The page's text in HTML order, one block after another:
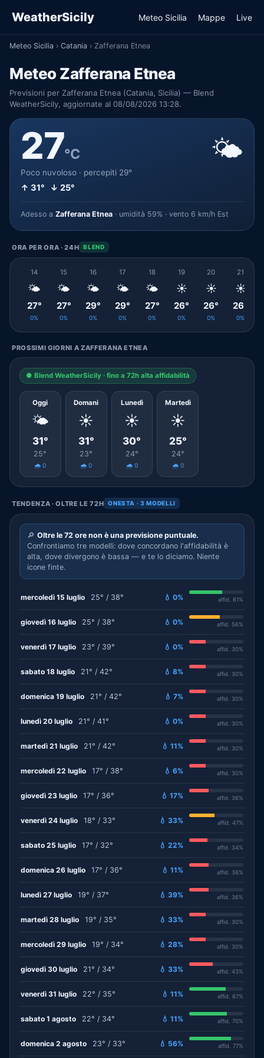
WeatherSicily Meteo Sicilia Mappe Live
Meteo Sicilia › Catania › Zafferana Etnea
Meteo Zafferana Etnea
Previsioni per Zafferana Etnea (Catania, Sicilia) — Blend
WeatherSicily, aggiornate al 08/08/2026 13:28.
27°C
Poco nuvoloso · percepiti 29°
↑ 31° ↓ 25°
🌤️
Adesso a Zafferana Etnea · umidità 59% · vento 6 km/h Est
ORA PER ORA · 24H BLEND
14
🌤️
27°
0%
15
🌤️
27°
0%
16
🌤️
29°
0%
17
🌤️
29°
0%
18
🌤️
27°
0%
19
☀️
26°
0%
20
☀️
26°
0%
21
☀️
26°
0%
PROSSIMI GIORNI A ZAFFERANA ETNEA
● Blend WeatherSicily · fino a 72h alta affidabilità
Oggi
🌤️
31°
25°
🌧️ 0
Domani
☀️
31°
23°
🌧️ 0
Lunedì
☀️
30°
24°
🌧️ 0
Martedì
☀️
25°
24°
🌧️ 0
TENDENZA · OLTRE LE 72H ONESTA · 3 MODELLI
🔎 Oltre le 72 ore non è una previsione puntuale.
Confrontiamo tre modelli: dove concordano l'affidabilità è
alta, dove divergono è bassa — e te lo diciamo. Niente
icone finte.
mercoledì 15 luglio 25° / 38° 💧 0% affid. 61%
giovedì 16 luglio 25° / 38° 💧 0% affid. 56%
venerdì 17 luglio 23° / 39° 💧 0% affid. 30%
sabato 18 luglio 21° / 42° 💧 8% affid. 30%
domenica 19 luglio 21° / 42° 💧 7% affid. 30%
lunedì 20 luglio 21° / 41° 💧 0% affid. 30%
martedì 21 luglio 21° / 42° 💧 11% affid. 30%
mercoledì 22 luglio 17° / 38° 💧 6% affid. 30%
giovedì 23 luglio 17° / 36° 💧 17% affid. 36%
venerdì 24 luglio 18° / 33° 💧 33% affid. 47%
sabato 25 luglio 17° / 32° 💧 22% affid. 34%
domenica 26 luglio 17° / 36° 💧 11% affid. 36%
lunedì 27 luglio 19° / 37° 💧 39% affid. 36%
martedì 28 luglio 19° / 35° 💧 33% affid. 30%
mercoledì 29 luglio 19° / 34° 💧 28% affid. 30%
giovedì 30 luglio 21° / 34° 💧 33% affid. 43%
venerdì 31 luglio 22° / 35° 💧 11% affid. 67%
sabato 1 agosto 22° / 34° 💧 11% affid. 70%
domenica 2 agosto 23° / 33° 💧 56% affid. 77%